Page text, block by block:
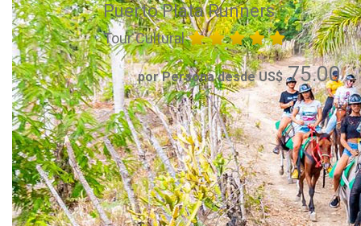
Puerto Plata Runners
Tour Cultural
por Persona desde US$75.00